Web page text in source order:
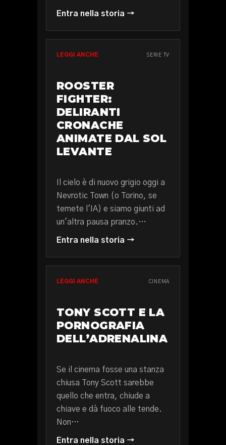
Entra nella storia →
LEGGI ANCHE SERIE TV
ROOSTER
FIGHTER:
DELIRANTI
CRONACHE
ANIMATE DAL SOL
LEVANTE
Il cielo è di nuovo grigio oggi a
Nevrotic Town (o Torino, se
temete l'IA) e siamo giunti ad
un'altra pausa pranzo.…
Entra nella storia →
LEGGI ANCHE CINEMA
TONY SCOTT E LA
PORNOGRAFIA
DELL’ADRENALINA
Se il cinema fosse una stanza
chiusa Tony Scott sarebbe
quello che entra, chiude a
chiave e dà fuoco alle tende.
Non…
Entra nella storia →